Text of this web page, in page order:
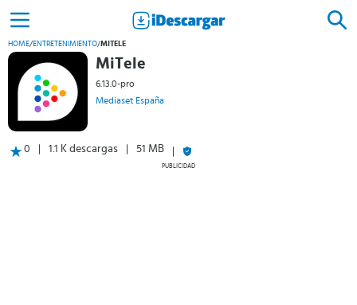
HOME/ENTRETENIMIENTO/MITELE
MiTele
6.13.0-pro
Mediaset España
0 1.1 K descargas 51 MB
PUBLICIDAD